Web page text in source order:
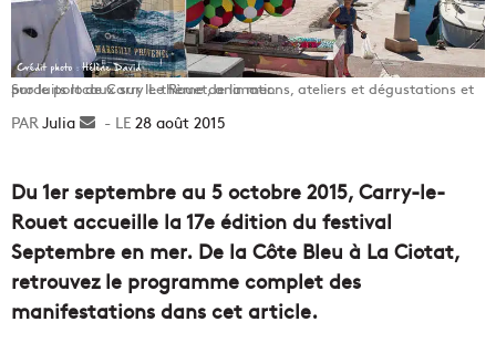
Sur le port de Carry Le Rouet, animations, ateliers et dégustations et produits locaux sur le thème de la mer.
Julia
Envoyer28 août 2015
Du 1er septembre au 5 octobre 2015, Carry-le-
Rouet accueille la 17e édition du festival
Septembre en mer. De la Côte Bleu à La Ciotat,
retrouvez le programme complet des
manifestations dans cet article.